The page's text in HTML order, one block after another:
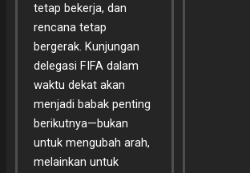
tetap bekerja, dan
rencana tetap
bergerak. Kunjungan
delegasi FIFA dalam
waktu dekat akan
menjadi babak penting
berikutnya—bukan
untuk mengubah arah,
melainkan untuk